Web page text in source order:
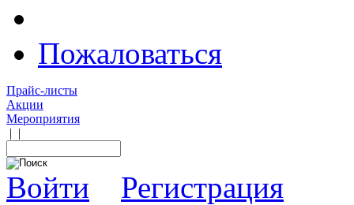
Пожаловаться
Прайс-листы
Акции
Мероприятия
| |
Войти
Регистрация